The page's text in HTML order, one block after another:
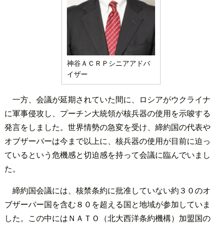
神谷ＡＣＲＰシニアアドバ
イザー
一方、会議が延期されていた間に、ロシアがウクライナ
に軍事侵攻し、プーチン大統領が核兵器の使用を示唆する
発言をしました。世界情勢の急変を受け、締約国の代表や
オブザーバーは今まで以上に、核兵器の使用が目前に迫っ
ているという危機感と切迫感を持って会議に臨んでいまし
た。
締約国会議には、核禁条約に批准していない約３０のオ
ブザーバー国を含む８０を超える国と地域が参加していま
した。この中にはＮＡＴＯ（北大西洋条約機構）加盟国の